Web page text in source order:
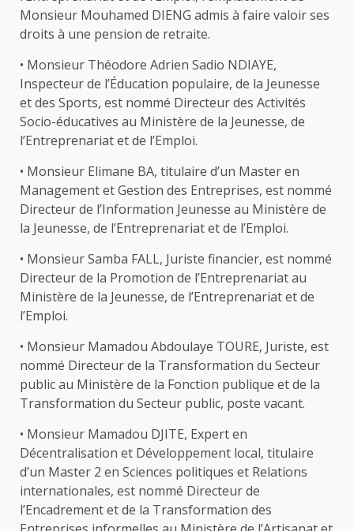
Monsieur Mouhamed DIENG admis à faire valoir ses
droits à une pension de retraite.
• Monsieur Théodore Adrien Sadio NDIAYE,
Inspecteur de l’Éducation populaire, de la Jeunesse
et des Sports, est nommé Directeur des Activités
Socio-éducatives au Ministère de la Jeunesse, de
l’Entreprenariat et de l’Emploi.
• Monsieur Elimane BA, titulaire d’un Master en
Management et Gestion des Entreprises, est nommé
Directeur de l’Information Jeunesse au Ministère de
la Jeunesse, de l’Entreprenariat et de l’Emploi.
• Monsieur Samba FALL, Juriste financier, est nommé
Directeur de la Promotion de l’Entreprenariat au
Ministère de la Jeunesse, de l’Entreprenariat et de
l’Emploi.
• Monsieur Mamadou Abdoulaye TOURE, Juriste, est
nommé Directeur de la Transformation du Secteur
public au Ministère de la Fonction publique et de la
Transformation du Secteur public, poste vacant.
• Monsieur Mamadou DJITE, Expert en
Décentralisation et Développement local, titulaire
d’un Master 2 en Sciences politiques et Relations
internationales, est nommé Directeur de
l’Encadrement et de la Transformation des